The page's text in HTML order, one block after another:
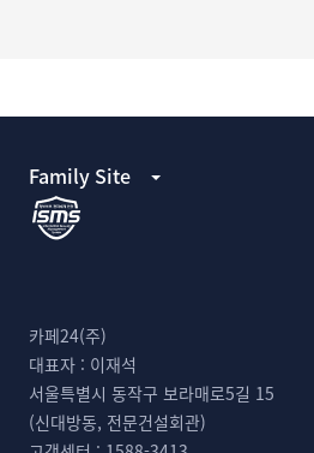
Family Site
카페24(주)
대표자 : 이재석
서울특별시 동작구 보라매로5길 15
(신대방동, 전문건설회관)